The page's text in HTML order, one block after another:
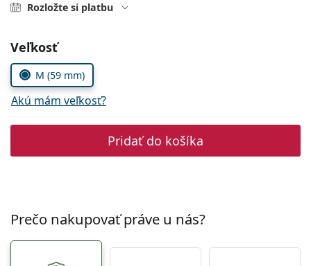
Persol
Všetky značky
Rozložte si platbu
Zvoľte parametre
Veľkosť
M (59 mm)
Akú mám veľkosť?
Pridať do košíka
Prečo nakupovať práve u nás?